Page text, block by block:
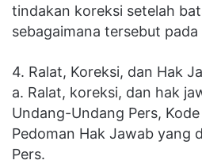
tindakan koreksi setelah
sebagaimana tersebut
4. Ralat, Koreksi, dan Hak
a. Ralat, koreksi, dan hak
Undang-Undang Pers,
Pedoman Hak Jawab yang
Pers.